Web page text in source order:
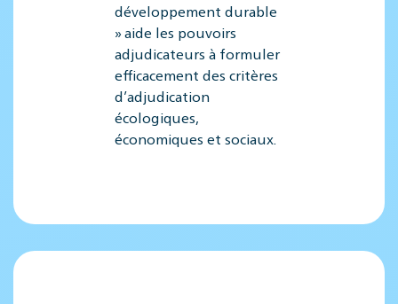
développement durable
» aide les pouvoirs
adjudicateurs à formuler
efficacement des critères
d’adjudication
écologiques,
économiques et sociaux.